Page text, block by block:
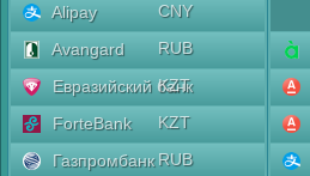
Alipay
CNY
Avangard
RUB
Евразийский банк
KZT
ForteBank
KZT
Газпромбанк RUB